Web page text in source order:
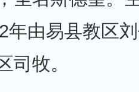
年由易县教区
司牧。